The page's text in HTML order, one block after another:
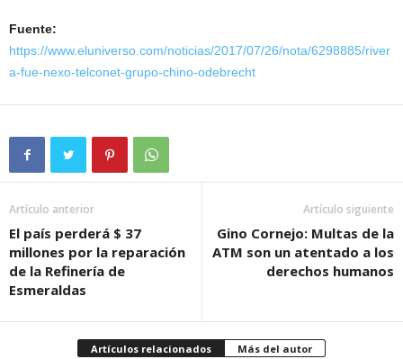
Fuente:
https://www.eluniverso.com/noticias/2017/07/26/nota/6298885/river
a-fue-nexo-telconet-grupo-chino-odebrecht
Artículo anterior
El país perderá $ 37
millones por la reparación
de la Refinería de
Esmeraldas
Artículo siguiente
Gino Cornejo: Multas de la
ATM son un atentado a los
derechos humanos
Artículos relacionados Más del autor